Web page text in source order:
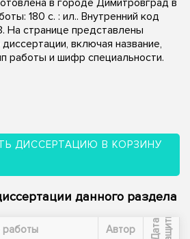
180 с. : ил.. Внутренний код
На странице представлены
включая название,
работы и шифр специальности.
ДИССЕРТАЦИЮ В КОРЗИНУ
данного раздела
работы Автор Д
а
т
а
з
а
щ
и
т ы